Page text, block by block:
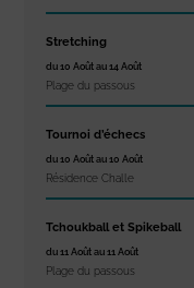
Stretching
du 10 Août au 14 Août
Plage du passous
Tournoi d’échecs
du 10 Août au 10 Août
Résidence Challe
Tchoukball et Spikeball
du 11 Août au 11 Août
Plage du passous